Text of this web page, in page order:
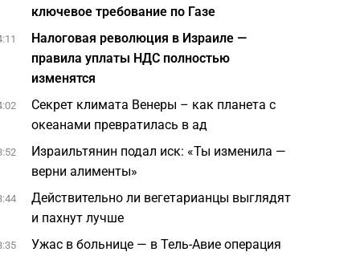
ключевое требование по Газе
Налоговая революция в Израиле —
правила уплаты НДС полностью
изменятся
Секрет климата Венеры – как планета с
океанами превратилась в ад
Израильтянин подал иск: «Ты изменила —
верни алименты»
Действительно ли вегетарианцы выглядят
и пахнут лучше
Ужас в больнице — в Тель-Авие операция